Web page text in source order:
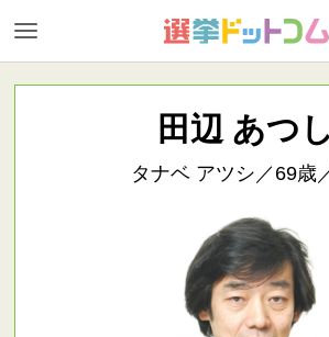
田辺 あつし
タナベ アツシ／69歳